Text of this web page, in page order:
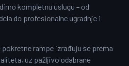
kompletnu uslugu – od
do profesionalne ugradnje i
rampe izrađuju se prema
uz pažljivo odabrane